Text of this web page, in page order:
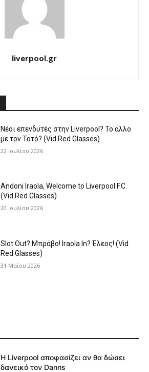
liverpool.gr
Νέοι επενδυτές στην Liverpool? Το άλλο
με τον Τοτό? (Vid Red Glasses)
22 Ιουλίου 2026
Andoni Iraola, Welcome to Liverpool F.C.
(Vid Red Glasses)
20 Ιουλίου 2026
Slot Out? Μπράβο! Iraola In? Έλεος! (Vid
Red Glasses)
31 Μαΐου 2026
Η Liverpool αποφασίζει αν θα δώσει
δανεικό τον Danns